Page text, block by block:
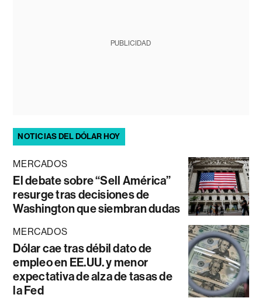
PUBLICIDAD
NOTICIAS DEL DÓLAR HOY
MERCADOS
El debate sobre “Sell América”
resurge tras decisiones de
Washington que siembran dudas
MERCADOS
Dólar cae tras débil dato de
empleo en EE.UU. y menor
expectativa de alza de tasas de
la Fed